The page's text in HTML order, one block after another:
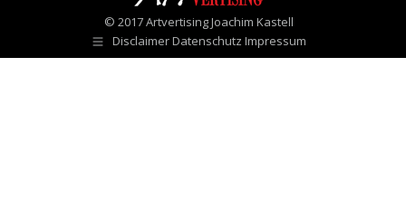
© 2017 Artvertising Joachim Kastell
Disclaimer Datenschutz Impressum